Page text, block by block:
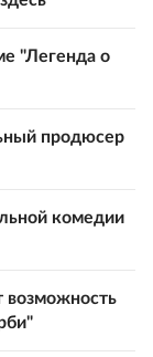
"Легенда о
продюсер
комедии
возможность